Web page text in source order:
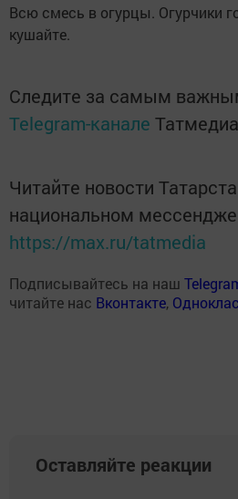
Всю смесь в огурцы. Огурчики
кушайте.
Следите за самым
Telegram-канале Татмедиа
Читайте новости
национальном
https://max.ru/tatmedia
Подписывайтесь на наш
читайте нас Вконтакте,
Оставляйте реакции